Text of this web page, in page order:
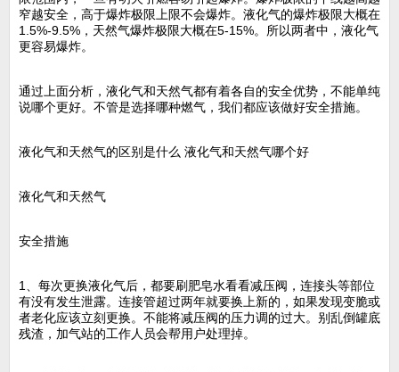
窄越安全，高于爆炸极限上限不会爆炸。液化气的爆炸极限大概在
1.5%-9.5%，天然气爆炸极限大概在5-15%。所以两者中，液化气
更容易爆炸。
通过上面分析，液化气和天然气都有着各自的安全优势，不能单纯
说哪个更好。不管是选择哪种燃气，我们都应该做好安全措施。
液化气和天然气的区别是什么 液化气和天然气哪个好
液化气和天然气
安全措施
1、每次更换液化气后，都要刷肥皂水看看减压阀，连接头等部位
有没有发生泄露。连接管超过两年就要换上新的，如果发现变脆或
者老化应该立刻更换。不能将减压阀的压力调的过大。别乱倒罐底
残渣，加气站的工作人员会帮用户处理掉。